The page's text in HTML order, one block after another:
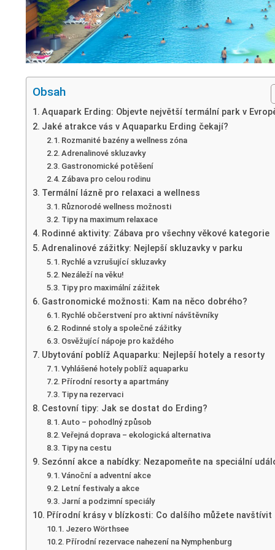
Obsah
Aquapark Erding: Objevte největší termální park v
Jaké atrakce vás v Aquaparku Erding čekají?
Rozmanité bazény a wellness zóna
Adrenalinové skluzavky
Gastronomické potěšení
Zábava pro celou rodinu
Termální lázně pro relaxaci a wellness
Různorodé wellness možnosti
Tipy na maximum relaxace
Rodinné aktivity: Zábava pro všechny věkové kategorie
Adrenalinové zážitky: Nejlepší skluzavky v parku
Rychlé a vzrušující skluzavky
Nezáleží na věku!
Tipy pro maximální zážitek
Gastronomické možnosti: Kam na něco dobrého?
Rychlé občerstvení pro aktivní návštěvníky
Rodinné stoly a společné zážitky
Osvěžující nápoje pro každého
Ubytování poblíž Aquaparku: Nejlepší hotely a resorty
Vyhlášené hotely poblíž aquaparku
Přírodní resorty a apartmány
Tipy na rezervaci
Cestovní tipy: Jak se dostat do Erding?
Auto – pohodlný způsob
Veřejná doprava – ekologická alternativa
Tipy na cestu
Sezónní akce a nabídky: Nezapomeňte na speciální
Vánoční a adventní akce
Letní festivaly a akce
Jarní a podzimní speciály
Přírodní krásy v blízkosti: Co dalšího můžete navštívit
Jezero Wörthsee
Přírodní rezervace nahezení na Nymphenburg